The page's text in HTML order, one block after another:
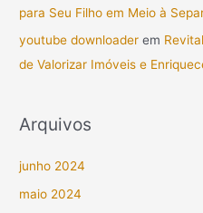
para Seu Filho em Meio à
youtube downloader em
de Valorizar Imóveis e
Arquivos
junho 2024
maio 2024